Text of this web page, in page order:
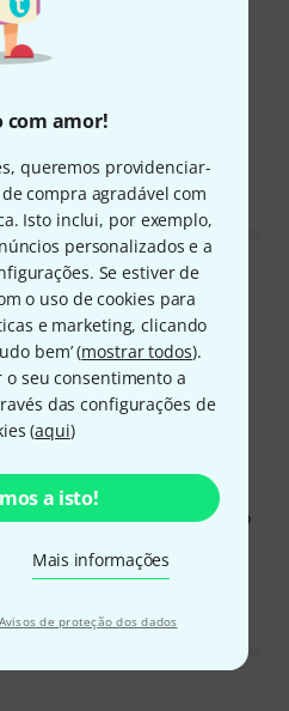
com amor!
queremos providenciar-
compra agradável com
Isto inclui, por exemplo,
personalizados e a
Se estiver de
o uso de cookies para
e marketing, clicando
bem’ (mostrar todos).
o seu consentimento a
das configurações de
(aqui)
a isto!
Mais informações
Avisos de proteção dos dados
is dit niet kapot te krijgen.
blijft best mooi.
A CRÍTICA
do preço
02.03.2016
e 2 pernas de 4m em
movê-los sozinho. Não
Tantas idas e vindas e tanto
A CRÍTICA